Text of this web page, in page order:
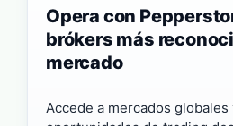
Opera con
brókers más
mercado
Accede a mercados globales